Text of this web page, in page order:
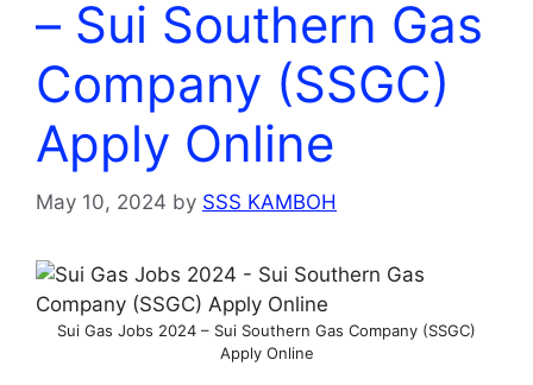
– Sui Southern Gas
Company (SSGC)
Apply Online
May 10, 2024 by SSS KAMBOH
Sui Gas Jobs 2024 – Sui Southern Gas Company (SSGC)
Apply Online